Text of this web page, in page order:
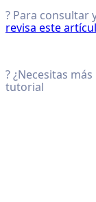
? Para consultar
revisa este
? ¿Necesitas
tutorial